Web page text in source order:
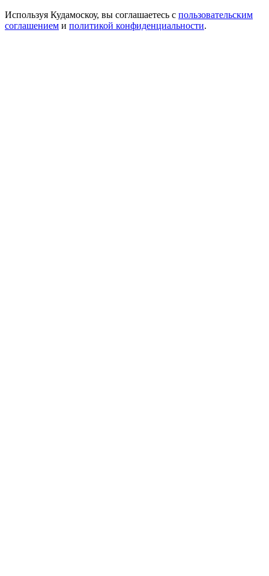
Используя Кудамоскоу, вы соглашаетесь с пользовательским
соглашением и политикой конфиденциальности.